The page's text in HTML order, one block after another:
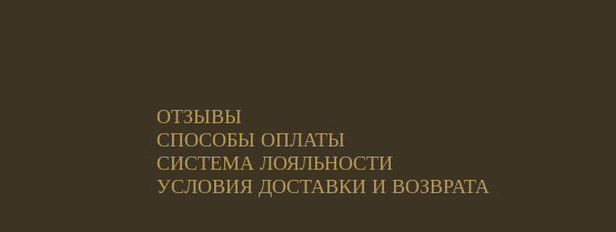
ОТЗЫВЫ
СПОСОБЫ ОПЛАТЫ
СИСТЕМА ЛОЯЛЬНОСТИ
УСЛОВИЯ ДОСТАВКИ И ВОЗВРАТА